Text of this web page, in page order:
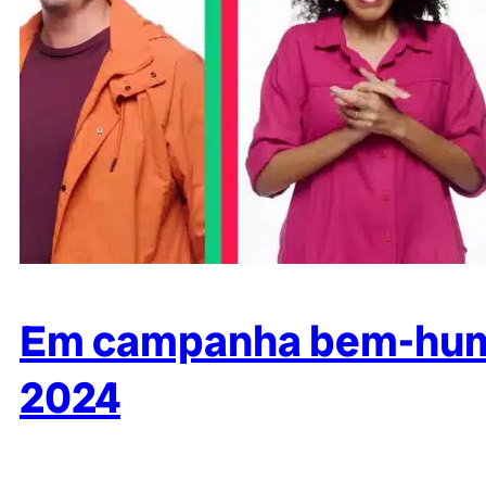
Em campanha bem-
2024